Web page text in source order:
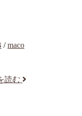
/maco
読む